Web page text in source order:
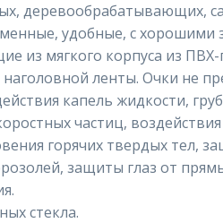
деревообрабатывающих,
удобные, с
из мягкого корпуса из
наголовной ленты. Очки не
капель жидкости,
частиц,
горячих твердых тел,
защиты глаз от
стекла.